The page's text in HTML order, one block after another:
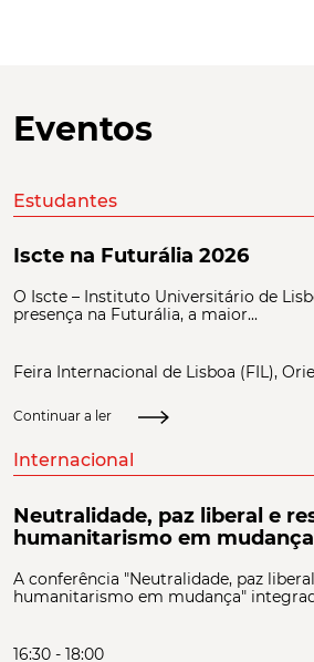
Eventos
Estudantes
Iscte na Futurália 2026
O Iscte – Instituto Universitário de
presença na Futurália, a maior...
Feira Internacional de Lisboa (FIL),
Continuar a ler
Internacional
Neutralidade, paz liberal e
humanitarismo em mudança
A conferência "Neutralidade, paz
humanitarismo em mudança"
16:30 - 18:00